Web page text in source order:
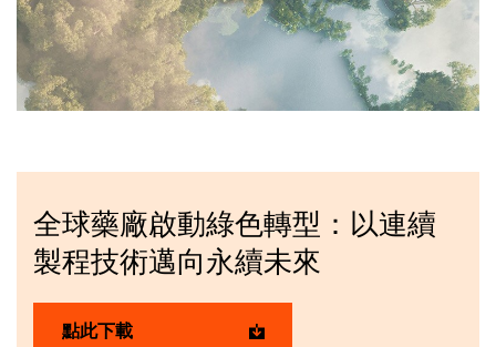
全球藥廠啟動綠色轉型：以連續
製程技術邁向永續未來
點此下載